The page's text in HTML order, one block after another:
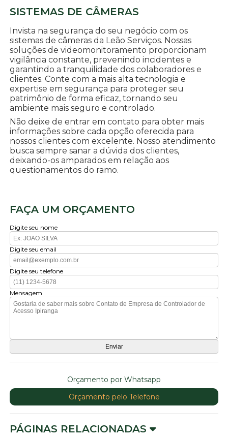
SISTEMAS DE CÂMERAS
Invista na segurança do seu negócio com os
sistemas de câmeras da Leão Serviços. Nossas
soluções de videomonitoramento proporcionam
vigilância constante, prevenindo incidentes e
garantindo a tranquilidade dos colaboradores e
clientes. Conte com a mais alta tecnologia e
expertise em segurança para proteger seu
patrimônio de forma eficaz, tornando seu
ambiente mais seguro e controlado.
Não deixe de entrar em contato para obter mais
informações sobre cada opção oferecida para
nossos clientes com excelente. Nosso atendimento
busca sempre sanar a dúvida dos clientes,
deixando-os amparados em relação aos
questionamentos do ramo.
FAÇA UM ORÇAMENTO
Digite seu nome
Digite seu email
Digite seu telefone
Mensagem
Orçamento por Whatsapp
Orçamento pelo Telefone
PÁGINAS RELACIONADAS